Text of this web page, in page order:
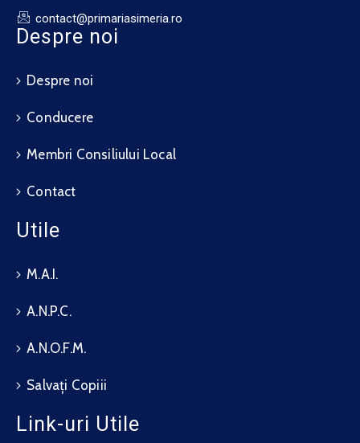
contact@primariasimeria.ro
Despre noi
Despre noi
Conducere
Membri Consiliului Local
Contact
Utile
M.A.I.
A.N.P.C.
A.N.O.F.M.
Salvați Copiii
Link-uri Utile